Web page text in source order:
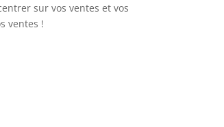
sur vos ventes et vos
ventes !